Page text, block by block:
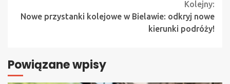
Kolejny:
Nowe przystanki kolejowe w Bielawie: odkryj nowe
kierunki podróży!
Powiązane wpisy